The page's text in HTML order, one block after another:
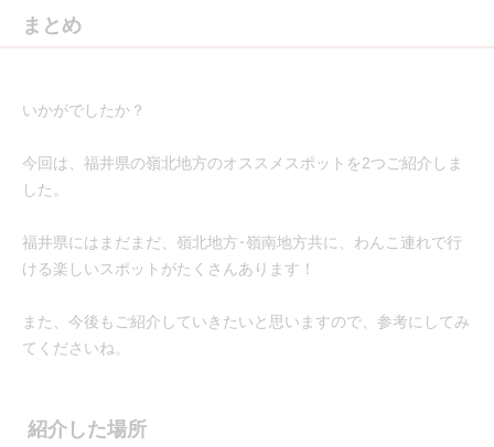
まとめ
いかがでしたか？
今回は、福井県の嶺北地方のオススメスポットを2つご紹介しま
した。
福井県にはまだまだ、嶺北地方･嶺南地方共に、わんこ連れで行
ける楽しいスポットがたくさんあります！
また、今後もご紹介していきたいと思いますので、参考にしてみ
てくださいね。
紹介した場所